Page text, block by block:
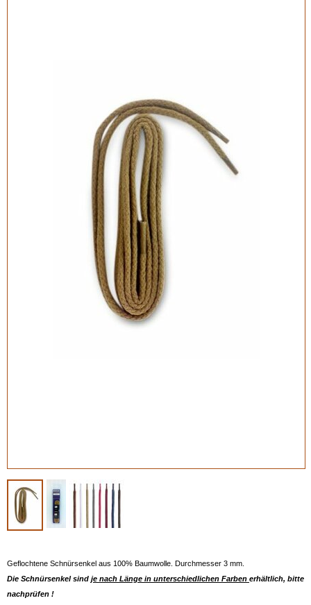
Geflochtene Schnürsenkel aus 100% Baumwolle. Durchmesser 3 mm.
Die Schnürsenkel sind je nach Länge in unterschiedlichen Farben erhältlich, bitte
nachprüfen !